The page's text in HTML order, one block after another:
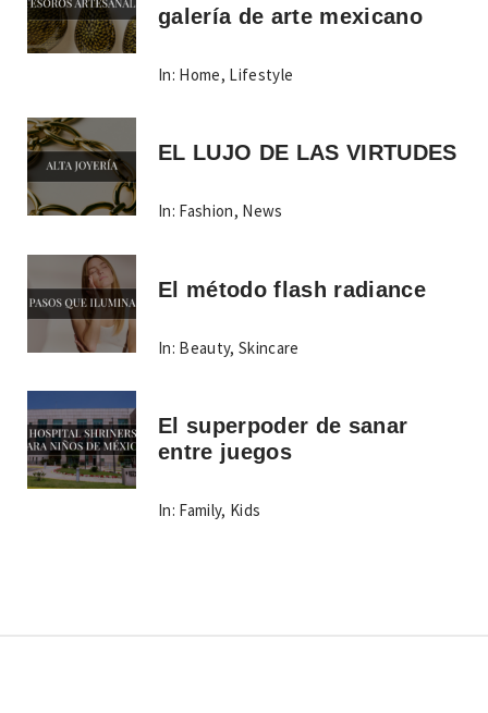
galería de arte mexicano
In: Home, Lifestyle
EL LUJO DE LAS VIRTUDES
In: Fashion, News
El método flash radiance
In: Beauty,Skincare
El superpoder de sanar
entre juegos
In: Family, Kids